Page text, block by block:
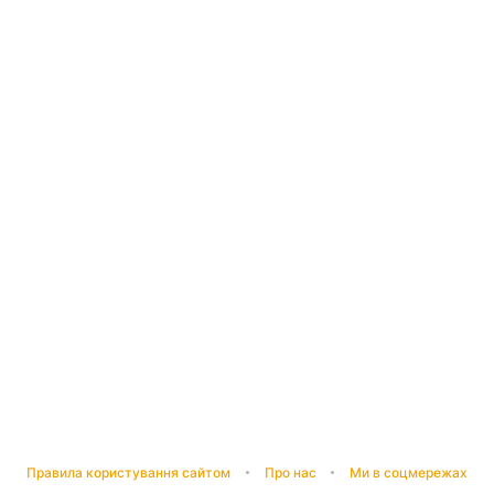
Правила користування сайтом Про нас Ми в соцмережах